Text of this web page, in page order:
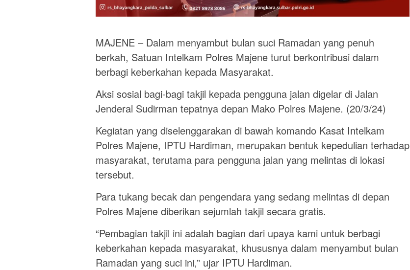
MAJENE – Dalam menyambut bulan suci Ramadan yang penuh
berkah, Satuan Intelkam Polres Majene turut berkontribusi dalam
berbagi keberkahan kepada Masyarakat.
Aksi sosial bagi-bagi takjil kepada pengguna jalan digelar di Jalan
Jenderal Sudirman tepatnya depan Mako Polres Majene. (20/3/24)
Kegiatan yang diselenggarakan di bawah komando Kasat Intelkam
Polres Majene, IPTU Hardiman, merupakan bentuk kepedulian terhadap
masyarakat, terutama para pengguna jalan yang melintas di lokasi
tersebut.
Para tukang becak dan pengendara yang sedang melintas di depan
Polres Majene diberikan sejumlah takjil secara gratis.
“Pembagian takjil ini adalah bagian dari upaya kami untuk berbagi
keberkahan kepada masyarakat, khususnya dalam menyambut bulan
Ramadan yang suci ini,” ujar IPTU Hardiman.